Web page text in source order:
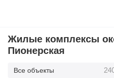
Жилые комплексы
Пионерская
Все объекты